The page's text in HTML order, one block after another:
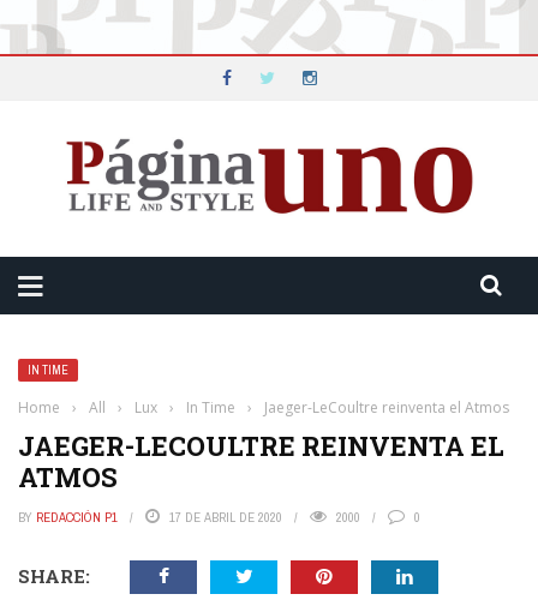
IN TIME
Home › All › Lux › In Time › Jaeger-LeCoultre reinventa el Atmos
JAEGER-LECOULTRE REINVENTA EL
ATMOS
BY REDACCIÓN P1 17 DE ABRIL DE 2020 2000 0
SHARE: